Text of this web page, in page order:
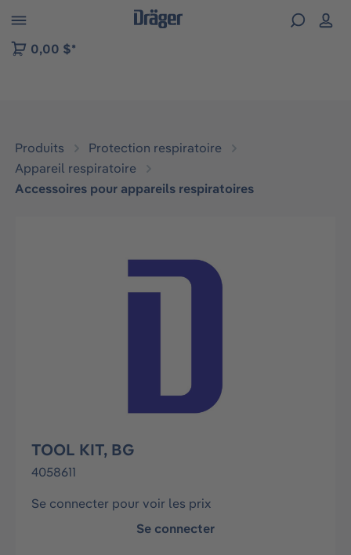
to B2B platform navigation
0,00 $*
Produits
Protection respiratoire
Appareil respiratoire
Accessoires pour appareils respiratoires
Ignorer la galerie d'images
TOOL KIT, BG
4058611
Se connecter pour voir les prix
Se connecter